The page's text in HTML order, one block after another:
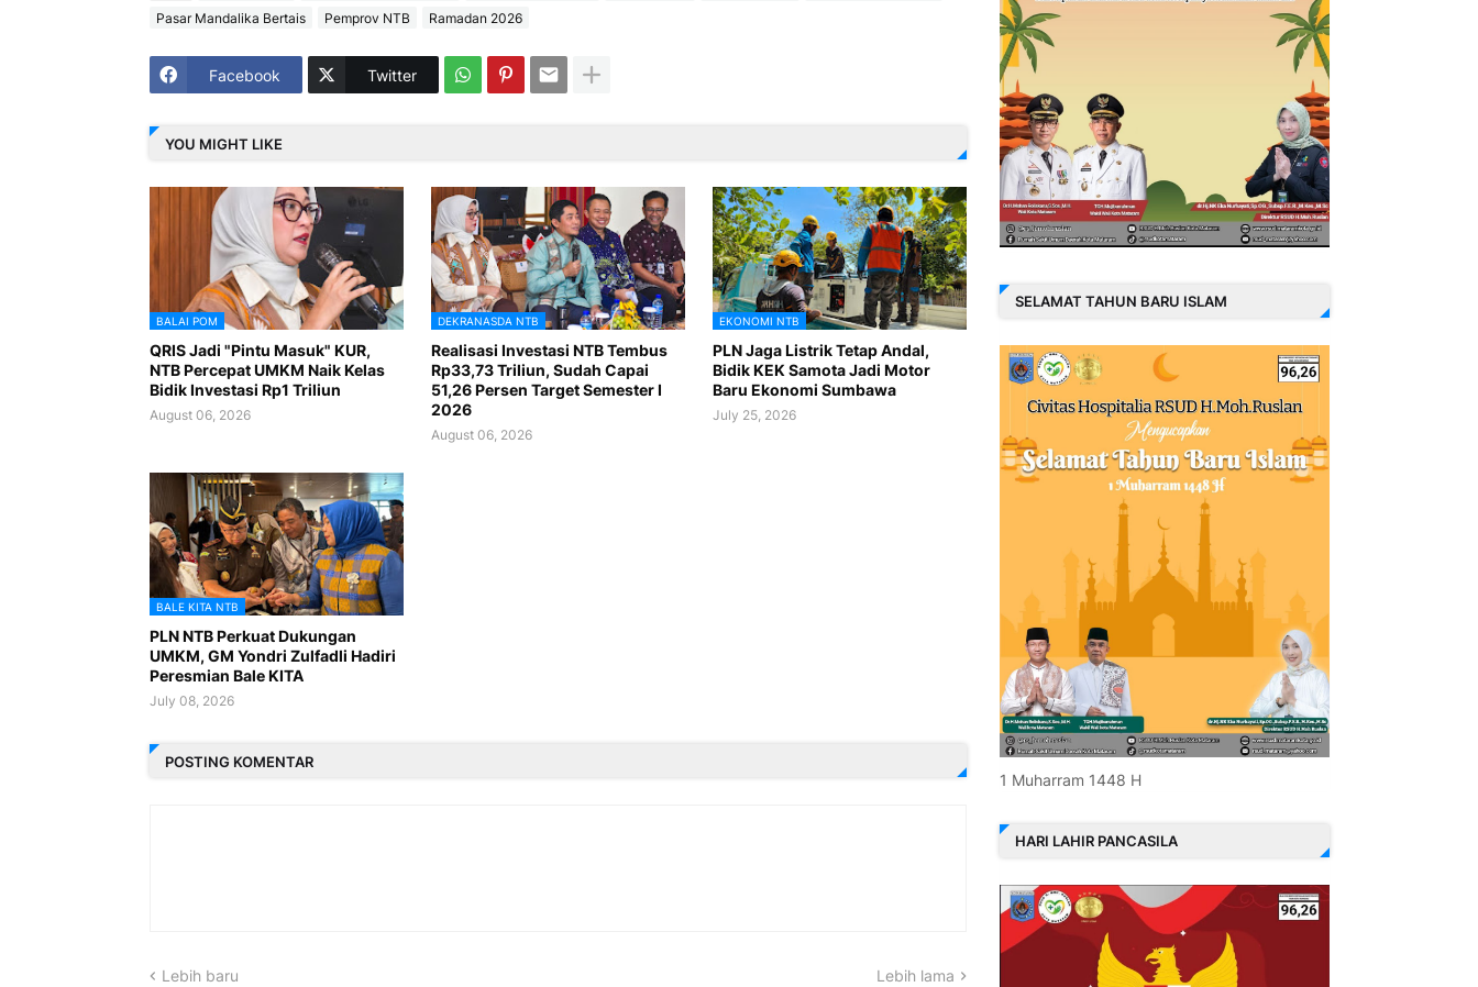
Pasar Mandalika Bertais
Pemprov NTB Ramadan 2026
Facebook Twitter
YOU MIGHT LIKE
BALAI POM
QRIS Jadi "Pintu Masuk" KUR,
NTB Percepat UMKM Naik Kelas
Bidik Investasi Rp1 Triliun
August 06, 2026
DEKRANASDA NTB
Realisasi Investasi NTB Tembus
Rp33,73 Triliun, Sudah Capai
51,26 Persen Target Semester I
2026
August 06, 2026
EKONOMI NTB
PLN Jaga Listrik Tetap Andal,
Bidik KEK Samota Jadi Motor
Baru Ekonomi Sumbawa
July 25, 2026
BALE KITA NTB
PLN NTB Perkuat Dukungan
UMKM, GM Yondri Zulfadli Hadiri
Peresmian Bale KITA
July 08, 2026
POSTING KOMENTAR
Lebih baru Lebih lama
SELAMAT TAHUN BARU ISLAM
1 Muharram 1448 H
HARI LAHIR PANCASILA